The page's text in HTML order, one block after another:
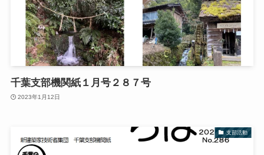
千葉支部機関紙１月号２８７号
2023年1月12日
支部活動